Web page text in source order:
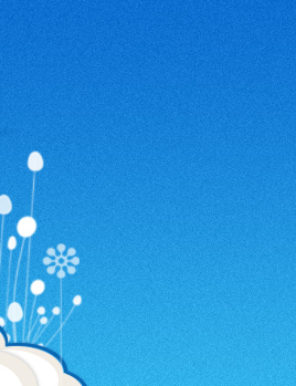
Afla mai multe despre confidentialitate si